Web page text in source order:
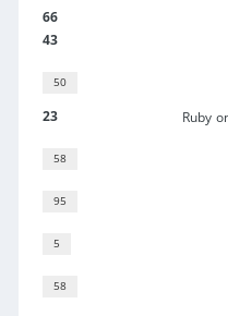
66
43
50
23
58
95
5
58